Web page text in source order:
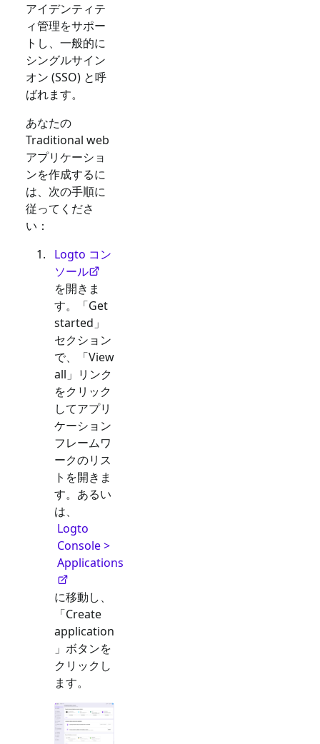
アイデンティテ
ィ管理をサポー
トし、一般的に
シングルサイン
オン (SSO) と呼
ばれます。
あなたの
Traditional web
アプリケーショ
ンを作成するに
は、次の手順に
従ってくださ
い：
Logto コン
ソール
を開きま
す。「Get
started」
セクション
で、「View
all」リンク
をクリック
してアプリ
ケーション
フレームワ
ークのリス
トを開きま
す。あるい
は、
Logto
Console >
Applications
に移動し、
「Create
application
」ボタンを
クリックし
ます。